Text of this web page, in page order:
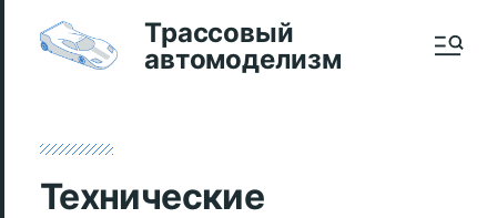
Трассовый
автомоделизм
Технические